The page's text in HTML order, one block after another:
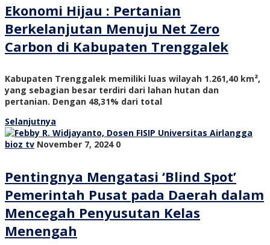
Ekonomi Hijau : Pertanian
Berkelanjutan Menuju Net Zero
Carbon di Kabupaten Trenggalek
Kabupaten Trenggalek memiliki luas wilayah 1.261,40 km²,
yang sebagian besar terdiri dari lahan hutan dan
pertanian. Dengan 48,31% dari total
Selanjutnya
bioz tv November 7, 2024 0
Pentingnya Mengatasi ‘Blind Spot’
Pemerintah Pusat pada Daerah dalam
Mencegah Penyusutan Kelas
Menengah